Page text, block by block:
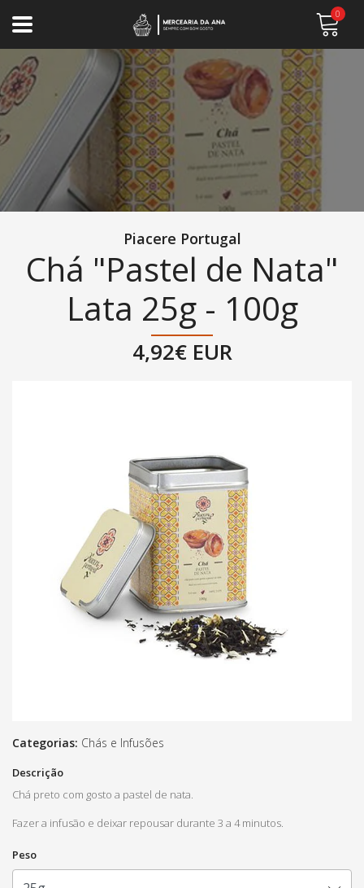
0
Piacere Portugal
Chá "Pastel de Nata"
Lata 25g - 100g
4,92€ EUR
Categorias: Chás e Infusões
Descrição
Chá preto com gosto a pastel de nata.
Fazer a infusão e deixar repousar durante 3 a 4 minutos.
Peso